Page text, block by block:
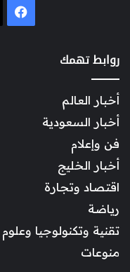
روابط تهمك
أخبار العالم
أخبار السعودية
فن وإعلام
أخبار الخليج
اقتصاد وتجارة
رياضة
تقنية وتكنولوجيا وعلوم
منوعات